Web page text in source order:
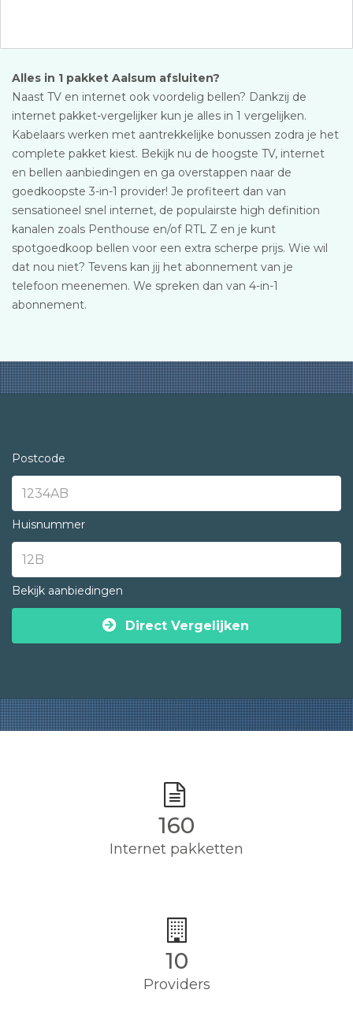
Alles in 1 pakket Aalsum afsluiten?
Naast TV en internet ook voordelig bellen? Dankzij de
internet pakket-vergelijker kun je alles in 1 vergelijken.
Kabelaars werken met aantrekkelijke bonussen zodra je het
complete pakket kiest. Bekijk nu de hoogste TV, internet
en bellen aanbiedingen en ga overstappen naar de
goedkoopste 3-in-1 provider! Je profiteert dan van
sensationeel snel internet, de populairste high definition
kanalen zoals Penthouse en/of RTL Z en je kunt
spotgoedkoop bellen voor een extra scherpe prijs. Wie wil
dat nou niet? Tevens kan jij het abonnement van je
telefoon meenemen. We spreken dan van 4-in-1
abonnement.
Postcode
Huisnummer
Bekijk aanbiedingen
Direct Vergelijken
160
Internet pakketten
10
Providers